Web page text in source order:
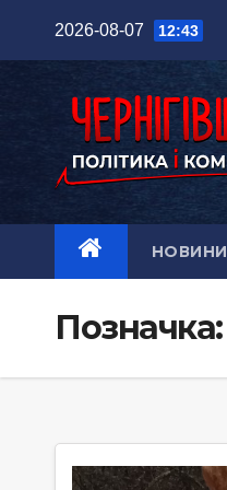
2026-08-07 12:43
НОВИНИ
Позначка: